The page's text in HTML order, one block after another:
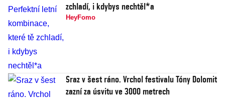
zchladí, i kdybys nechtěl*a
HeyFomo
Sraz v šest ráno. Vrchol festivalu Tóny Dolomit
zazní za úsvitu ve 3000 metrech